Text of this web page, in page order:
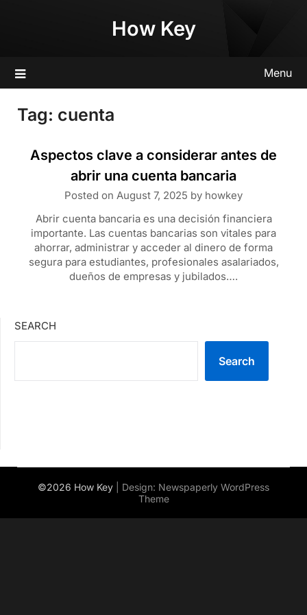
How Key
Menu
Tag: cuenta
Aspectos clave a considerar antes de
abrir una cuenta bancaria
Posted on August 7, 2025 by howkey
Abrir cuenta bancaria es una decisión financiera
importante. Las cuentas bancarias son vitales para
ahorrar, administrar y acceder al dinero de forma
segura para estudiantes, profesionales asalariados,
dueños de empresas y jubilados….
SEARCH
Search
©2026 How Key | Design: Newspaperly WordPress
Theme